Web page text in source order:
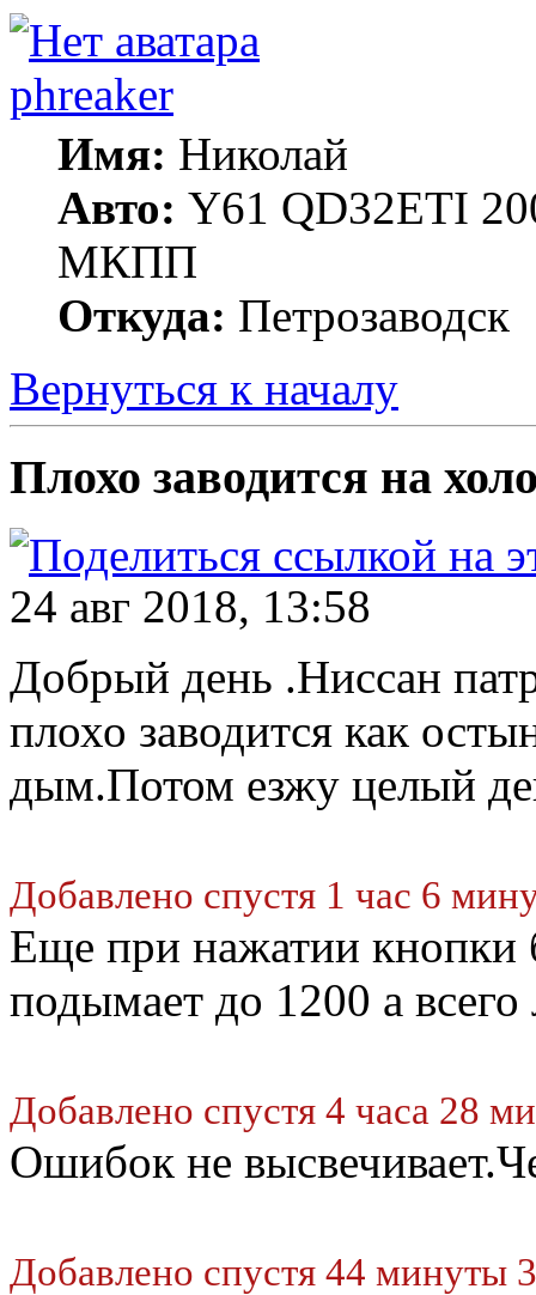
phreaker
Имя: Николай
Авто: Y61 QD32ETI
МКПП
Откуда: Петрозаводск
Вернуться к началу
Плохо заводится на
24 авг 2018, 13:58
Добрый день .Ниссан
плохо заводится как
дым.Потом езжу целый
Добавлено спустя 1 час 6
Еще при нажатии кнопки
подымает до 1200 а
Добавлено спустя 4 часа 28
Ошибок не
Добавлено спустя 44 минуты